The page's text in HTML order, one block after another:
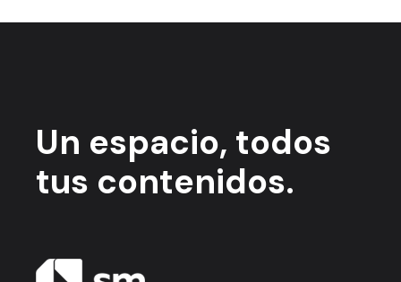
Un espacio, todos
tus contenidos.